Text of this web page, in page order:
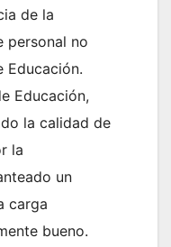
de la
personal no
Educación.
Educación,
la calidad de
la
un
carga
bueno.